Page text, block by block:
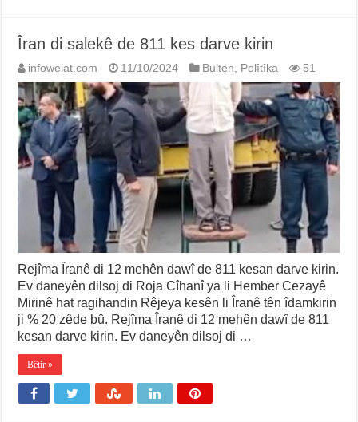
Îran di salekê de 811 kes darve kirin
infowelat.com 11/10/2024 Bulten Polîtîka 51
Rejîma Îranê di 12 mehên dawî de 811 kesan darve kirin.
Ev daneyên dilsoj di Roja Cîhanî ya li Hember Cezayê
Mirinê hat ragihandin Rêjeya kesên li Îranê tên îdamkirin
ji % 20 zêde bû. Rejîma Îranê di 12 mehên dawî de 811
kesan darve kirin. Ev daneyên dilsoj di …
Bêtir »